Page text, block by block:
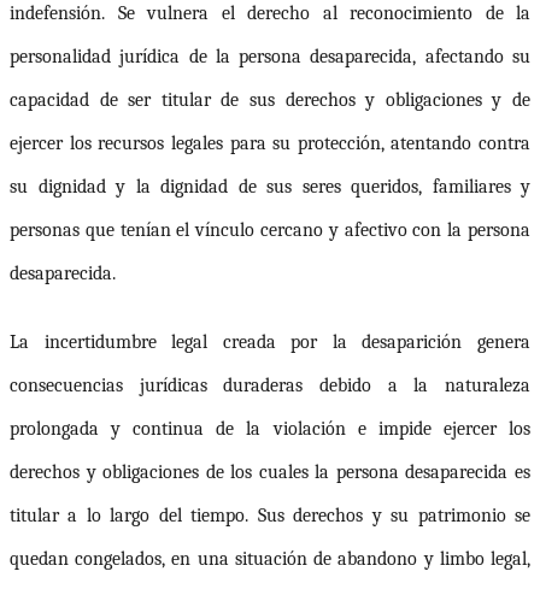
indefensión. Se vulnera el derecho al reconocimiento de la
personalidad jurídica de la persona desaparecida, afectando su
capacidad de ser titular de sus derechos y obligaciones y de
ejercer los recursos legales para su protección, atentando contra
su dignidad y la dignidad de sus seres queridos, familiares y
personas que tenían el vínculo cercano y afectivo con la persona
desaparecida.
La incertidumbre legal creada por la desaparición genera
consecuencias jurídicas duraderas debido a la naturaleza
prolongada y continua de la violación e impide ejercer los
derechos y obligaciones de los cuales la persona desaparecida es
titular a lo largo del tiempo. Sus derechos y su patrimonio se
quedan congelados, en una situación de abandono y limbo legal,